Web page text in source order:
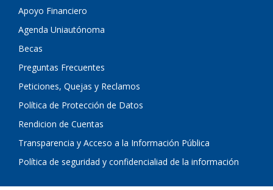
Apoyo Financiero
Agenda Uniautónoma
Becas
Preguntas Frecuentes
Peticiones, Quejas y Reclamos
Política de Protección de Datos
Rendicion de Cuentas
Transparencia y Acceso a la Información Pública
Política de seguridad y confidencialiad de la información